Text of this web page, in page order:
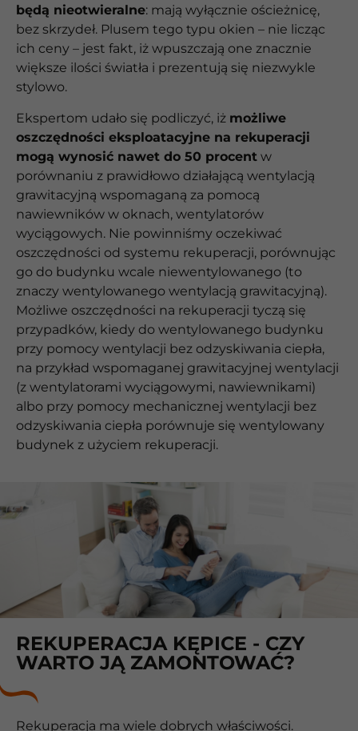
będą nieotwieralne: mają wyłącznie ościeżnicę,
bez skrzydeł. Plusem tego typu okien – nie licząc
ich ceny – jest fakt, iż wpuszczają one znacznie
większe ilości światła i prezentują się niezwykle
stylowo.
Ekspertom udało się podliczyć, iż możliwe
oszczędności eksploatacyjne na rekuperacji
mogą wynosić nawet do 50 procent w
porównaniu z prawidłowo działającą wentylacją
grawitacyjną wspomaganą za pomocą
nawiewników w oknach, wentylatorów
wyciągowych. Nie powinniśmy oczekiwać
oszczędności od systemu rekuperacji, porównując
go do budynku wcale niewentylowanego (to
znaczy wentylowanego wentylacją grawitacyjną).
Możliwe oszczędności na rekuperacji tyczą się
przypadków, kiedy do wentylowanego budynku
przy pomocy wentylacji bez odzyskiwania ciepła,
na przykład wspomaganej grawitacyjnej wentylacji
(z wentylatorami wyciągowymi, nawiewnikami)
albo przy pomocy mechanicznej wentylacji bez
odzyskiwania ciepła porównuje się wentylowany
budynek z użyciem rekuperacji.
REKUPERACJA KĘPICE - CZY
WARTO JĄ ZAMONTOWAĆ?
Rekuperacja ma wiele dobrych właściwości.